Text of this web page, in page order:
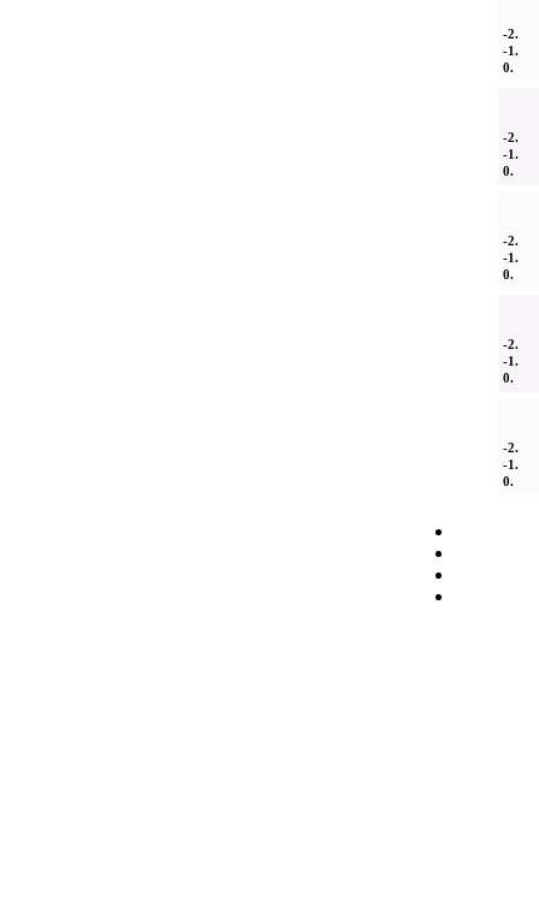
-2.
-1.
0.
-2.
-1.
0.
-2.
-1.
0.
-2.
-1.
0.
-2.
-1.
0.